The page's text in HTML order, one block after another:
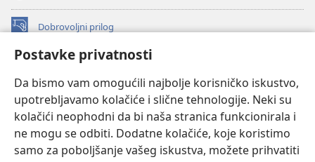
Postavke privatnosti
Da bismo vam omogućili najbolje korisničko iskustvo,
upotrebljavamo kolačiće i slične tehnologije. Neki su
kolačići neophodni da bi naša stranica funkcionirala i
ne mogu se odbiti. Dodatne kolačiće, koje koristimo
samo za poboljšanje vašeg iskustva, možete prihvatiti
Dobrovoljni prilog
(otvara
novi
INTERNETSKA BIBLIOTEKA Watchtower
se
novi
prozor)
JW Hub
(otvara
se
novi
JW Library